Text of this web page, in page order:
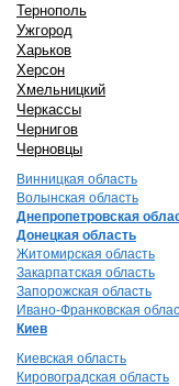
Тернополь
Ужгород
Харьков
Херсон
Хмельницкий
Черкассы
Чернигов
Черновцы
Винницкая область
Волынская область
Днепропетровская
Донецкая область
Житомирская область
Закарпатская область
Запорожская область
Ивано-Франковская
Киев
Киевская область
Кировоградская область